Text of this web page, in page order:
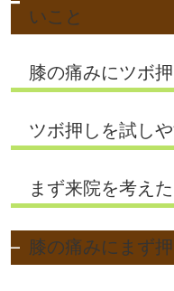
いこと
膝の痛みにツボ
ツボ押しを試し
まず来院を考え
膝の痛みにまず